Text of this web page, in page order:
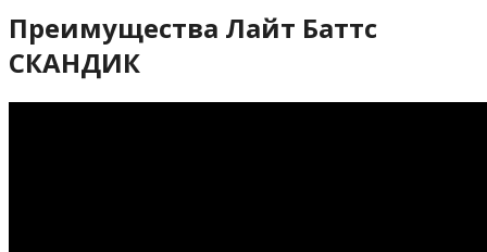
Преимущества Лайт Баттс
СКАНДИК